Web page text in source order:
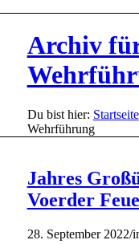
Archiv
Du bist hier: Startseite
Wehrführung
Jahres
Voerder
28. September 2022/